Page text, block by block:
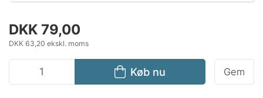
DKK 79,00
DKK 63,20 ekskl. moms
Køb nu Gem